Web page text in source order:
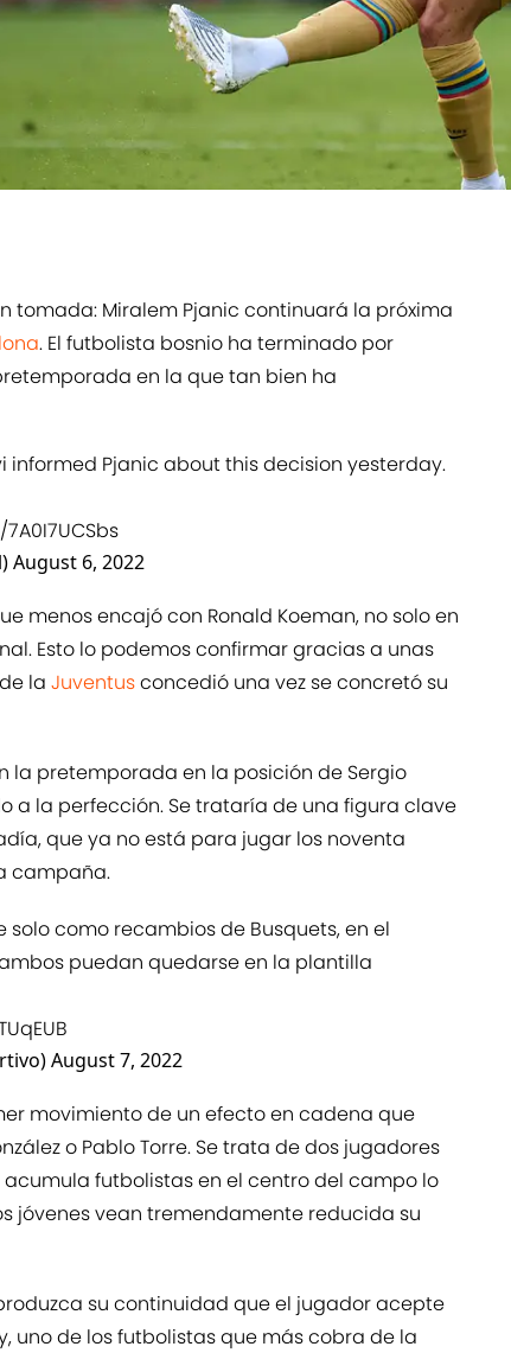
tomada: Miralem Pjanic continuará la próxima
. El futbolista bosnio ha terminado por
en la que tan bien ha
informed Pjanic about this decision yesterday.
August 6, 2022
menos encajó con Ronald Koeman, no solo en
Esto lo podemos confirmar gracias a unas
la Juventusconcedió una vez se concretó su
la pretemporada en la posición de Sergio
a la perfección. Se trataría de una figura clave
que ya no está para jugar los noventa
campaña.
solo como recambios de Busquets, en el
puedan quedarse en la plantilla
August 7, 2022
movimiento de un efecto en cadena que
o Pablo Torre. Se trata de dos jugadores
futbolistas en el centro del campo lo
jóvenes vean tremendamente reducida su
su continuidad que el jugador acepte
uno de los futbolistas que más cobra de la